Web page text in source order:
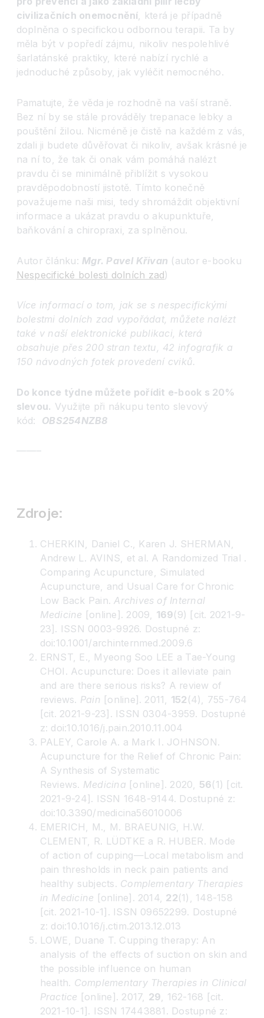
civilizačních onemocnění, která je případně
doplněna o specifickou odbornou terapii. Ta by
měla být v popředí zájmu, nikoliv nespolehlivé
šarlatánské praktiky, které nabízí rychlé a
jednoduché způsoby, jak vyléčit nemocného.
Pamatujte, že věda je rozhodně na vaší straně.
Bez ní by se stále prováděly trepanace lebky a
pouštění žilou. Nicméně je čistě na každém z vás,
zdali ji budete důvěřovat či nikoliv, avšak krásné je
na ní to, že tak či onak vám pomáhá nalézt
pravdu či se minimálně přiblížit s vysokou
pravděpodobností jistotě. Tímto konečně
považujeme naši misi, tedy shromáždit objektivní
informace a ukázat pravdu o akupunktuře,
baňkování a chiropraxi, za splněnou.
Autor článku: Mgr. Pavel Křivan (autor e-booku
Nespecifické bolesti dolních zad)
Více informací o tom, jak se s nespecifickými
bolestmi dolních zad vypořádat, můžete nalézt
také v naší elektronické publikaci, která
obsahuje přes 200 stran textu, 42 infografik a
150 návodných fotek provedení cviků.
Do konce týdne můžete pořídit e-book s 20%
slevou. Využijte při nákupu tento slevový
kód: OBS254NZB8
——–
Zdroje:
CHERKIN, Daniel C., Karen J. SHERMAN,
Andrew L. AVINS, et al. A Randomized Trial .
Comparing Acupuncture, Simulated
Acupuncture, and Usual Care for Chronic
Low Back Pain.Archives of Internal
Medicine [online]. 2009, 169(9) [cit. 2021-9-
23]. ISSN 0003-9926. Dostupné z:
doi:10.1001/archinternmed.2009.6
ERNST, E., Myeong Soo LEE a Tae-Young
CHOI. Acupuncture: Does it alleviate pain
and are there serious risks? A review of
reviews. Pain [online]. 2011, 152 (4), 755-764
[cit. 2021-9-23]. ISSN 0304-3959. Dostupné
z: doi:10.1016/j.pain.2010.11.004
PALEY, Carole A. a Mark I. JOHNSON.
Acupuncture for the Relief of Chronic Pain:
A Synthesis of Systematic
Reviews. Medicina [online]. 2020, 56(1) [cit.
2021-9-24]. ISSN 1648-9144. Dostupné z:
doi:10.3390/medicina56010006
EMERICH, M., M. BRAEUNIG, H.W.
CLEMENT, R. LÜDTKE a R. HUBER. Mode
of action of cupping—Local metabolism and
pain thresholds in neck pain patients and
healthy subjects. Complementary Therapies
in Medicine [online]. 2014, 22(1), 148-158
[cit. 2021-10-1]. ISSN 09652299. Dostupné
z: doi:10.1016/j.ctim.2013.12.013
LOWE, Duane T. Cupping therapy: An
analysis of the effects of suction on skin and
the possible influence on human
health. Complementary Therapies in Clinical
Practice [online]. 2017, 29, 162-168 [cit.
2021-10-1]. ISSN 17443881. Dostupné z: